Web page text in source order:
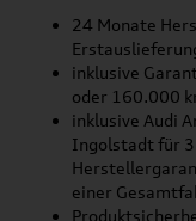
24 Monate
inklusive
oder 160.000
inklusive Audi
Ingolstadt für
einer